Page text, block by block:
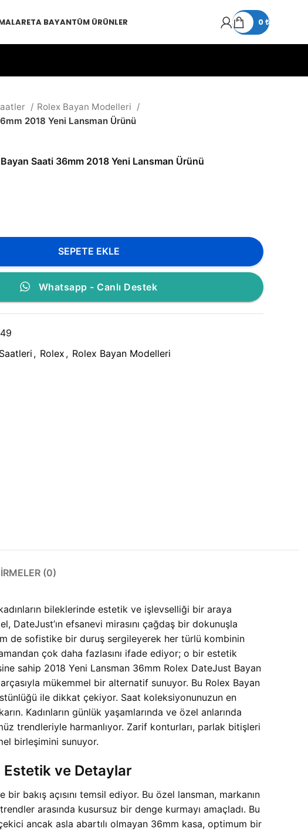
ETA BAYANTÜM ÜRÜNLER 0₺
Rolex Bayan Modelleri
2018 Yeni Lansman Ürünü
Saati 36mm 2018 Yeni Lansman Ürünü
SEPETE EKLE
Whatsapp - Canlı Destek
, Rolex , Rolex Bayan Modelleri
(0)
bileklerinde estetik ve işlevselliği bir araya
DateJust’ın efsanevi mirasını çağdaş bir dokunuşla
de sofistike bir duruş sergileyerek her türlü kombinin
çok daha fazlasını ifade ediyor; o bir estetik
sahip 2018 Yeni Lansman 36mm Rolex DateJust Bayan
mükemmel bir alternatif sunuyor. Bu Rolex Bayan
ile dikkat çekiyor. Saat koleksiyonunuzun en
Kadınların günlük yaşamlarında ve özel anlarında
trendleriyle harmanlıyor. Zarif konturları, parlak bitişleri
birleşimini sunuyor.
ve Detaylar
bakış açısını temsil ediyor. Bu özel lansman, markanın
arasında kusursuz bir denge kurmayı amaçladı. Bu
ancak asla abartılı olmayan 36mm kasa, optimum bir